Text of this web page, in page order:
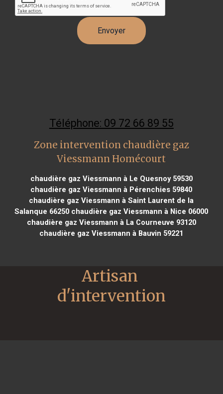
Téléphone: 09 72 66 89 55
Zone intervention chaudière gaz
Viessmann Homécourt
chaudière gaz Viessmann à Le Quesnoy 59530
chaudière gaz Viessmann à Pérenchies 59840
chaudière gaz Viessmann à Saint Laurent de la
Salanque 66250 chaudière gaz Viessmann à Nice 06000
chaudière gaz Viessmann à La Courneuve 93120
chaudière gaz Viessmann à Bauvin 59221
Artisan
d'intervention